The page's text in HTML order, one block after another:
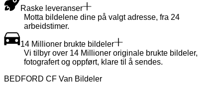
Raske leveranser
Motta bildelene dine på valgt adresse, fra 24
arbeidstimer.
14 Millioner brukte bildeler
Vi tilbyr over 14 Millioner originale brukte bildeler,
fotografert og oppført, klare til å sendes.
BEDFORD CF Van Bildeler